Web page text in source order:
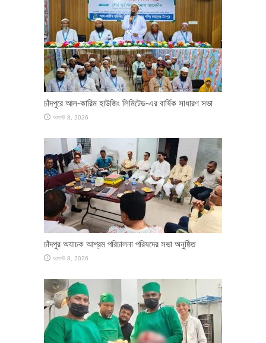
চাঁদপুরে আল-কারিম হাউজিং লিমিটেড-এর বার্ষিক সাধারণ সভা
আগস্ট 8, 2026
চাঁদপুর অযাচক আশ্রম পরিচালনা পরিষদের সভা অনুষ্ঠিত
আগস্ট 8, 2026